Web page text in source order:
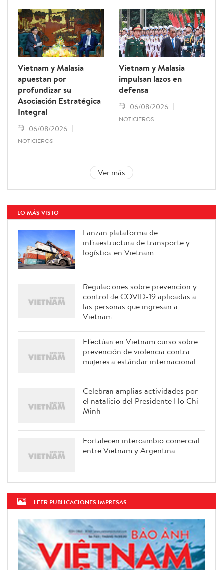
Vietnam y Malasia
apuestan por
profundizar su
Asociación Estratégica
Integral
06/08/2026
NOTICIEROS
Vietnam y Malasia
impulsan lazos en
defensa
06/08/2026
NOTICIEROS
Ver más
LO MÁS VISTO
Lanzan plataforma de
infraestructura de transporte y
logística en Vietnam
Regulaciones sobre prevención y
control de COVID-19 aplicadas a
las personas que ingresan a
Vietnam
Efectúan en Vietnam curso sobre
prevención de violencia contra
mujeres a estándar internacional
Celebran amplias actividades por
el natalicio del Presidente Ho Chi
Minh
Fortalecen intercambio comercial
entre Vietnam y Argentina
LEER PUBLICACIONES IMPRESAS